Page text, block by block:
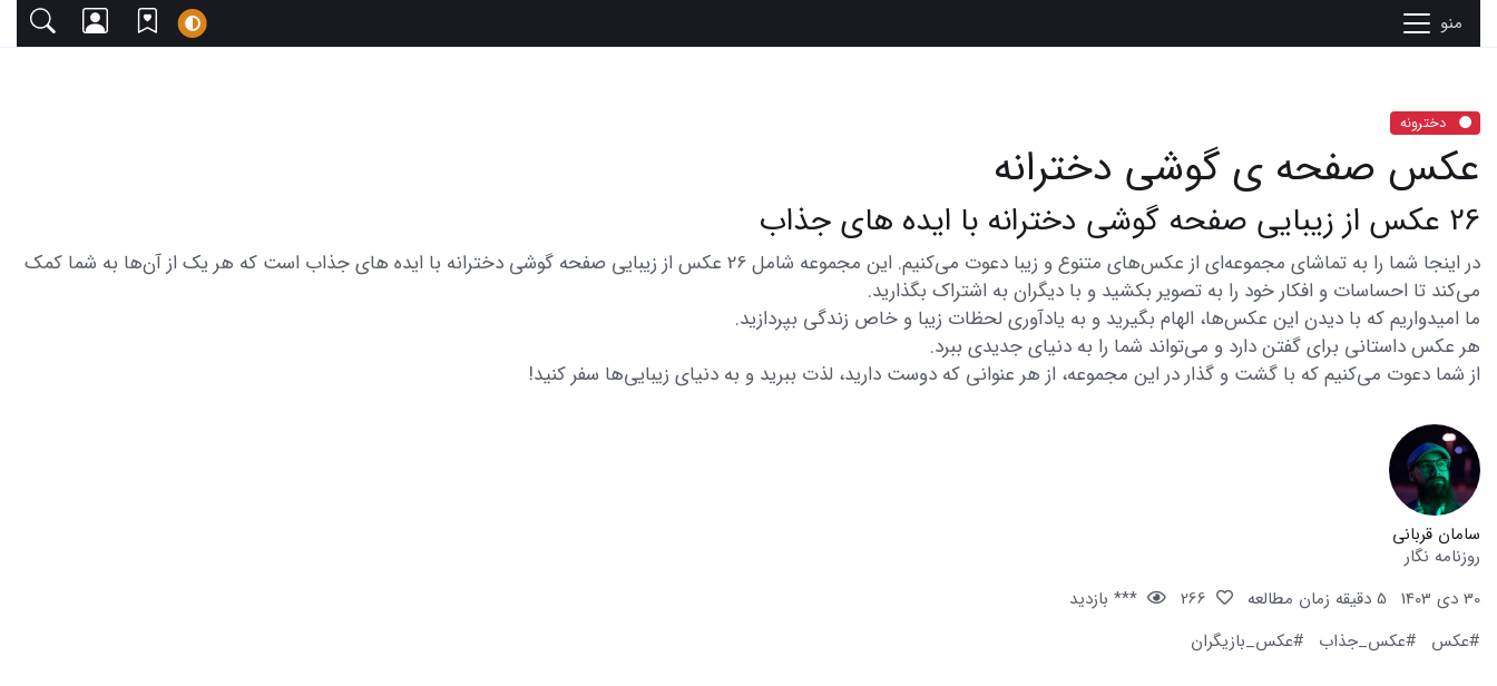
منو
دخترونه
عکس صفحه ی گوشی دخترانه
26 عکس از زیبایی صفحه گوشی دخترانه با ایده های جذاب
در اینجا شما را به تماشای مجموعه‌ای از عکس‌های متنوع و زیبا دعوت می‌کنیم. این مجموعه شامل 26 عکس از زیبایی صفحه گوشی دخترانه با ایده های جذاب است که هر یک از آن‌ها به شما کمک
می‌کند تا احساسات و افکار خود را به تصویر بکشید و با دیگران به اشتراک بگذارید.
ما امیدواریم که با دیدن این عکس‌ها، الهام بگیرید و به یادآوری لحظات زیبا و خاص زندگی بپردازید.
هر عکس داستانی برای گفتن دارد و می‌تواند شما را به دنیای جدیدی ببرد.
از شما دعوت می‌کنیم که با گشت و گذار در این مجموعه، از هر عنوانی که دوست دارید، لذت ببرید و به دنیای زیبایی‌ها سفر کنید!
سامان قربانی
روزنامه نگار
30 دی 1403
5 دقیقه زمان مطالعه
*** بازدید
#عکس
#عکس_جذاب #عکس_بازیگران